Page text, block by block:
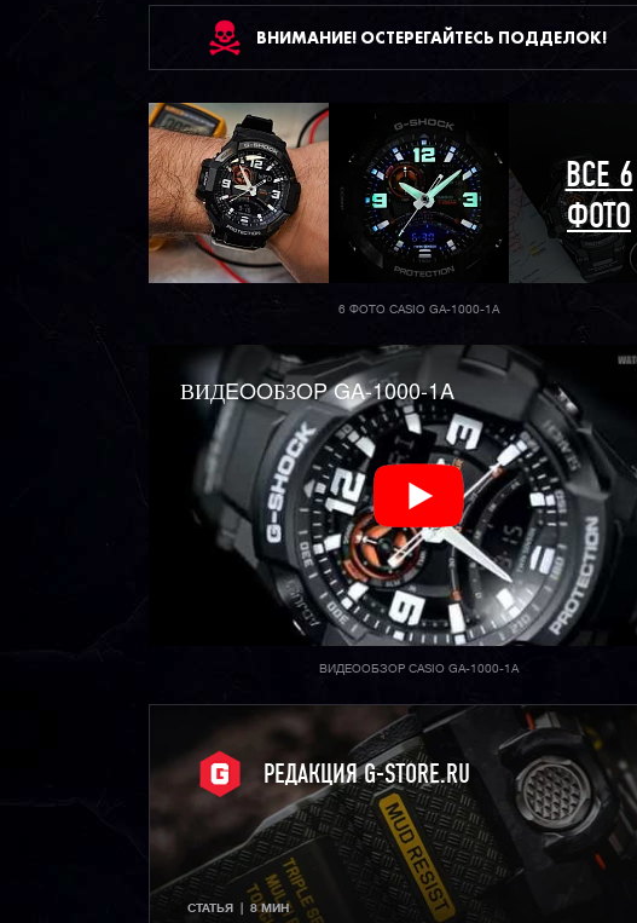
ВНИМАНИЕ! ОСТЕРЕГАЙТЕСЬ ПОДДЕЛОК!
ВСЕ 6
ФОТО
6 ФОТО CASIO GA-1000-1A
ВИДEOOБЗOP GA-1000-1A
ВИДЕООБЗОР CASIO GA-1000-1A
РЕДАКЦИЯ G-STORE.RU
СТАТЬЯ  |  8 МИН